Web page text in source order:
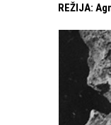
REŽIJA: